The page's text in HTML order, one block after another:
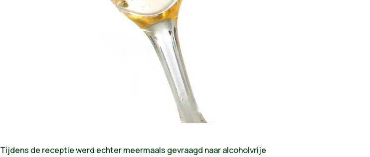
Tijdens de receptie werd echter meermaals gevraagd naar alcoholvrije